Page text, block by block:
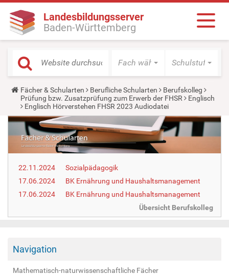
Landesbildungsserver
Baden-Württemberg
Fach wählen Schulstufe
Y
o
u
a
r
h
e
r
:
Fächer & Schularten Berufliche Schularten
Berufskolleg
Prüfung bzw. Zusatzprüfung zum Erwerb der FHSR
Englisch
Englisch Hörverstehen FHSR 2023 Audiodatei
22.11.2024
Sozialpädagogik
17.06.2024
BK Ernährung und Haus­halts­ma­nage­ment
17.06.2024
BK Ernährung und Haus­halts­ma­nage­ment
Übersicht Berufskolleg
Navigation
Mathematisch-naturwissenschaftliche Fächer